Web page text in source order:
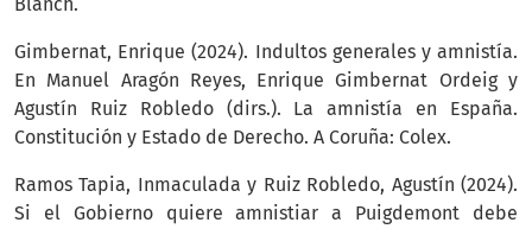
Blanch.
Gimbernat, Enrique (2024). Indultos generales y amnistía.
En Manuel Aragón Reyes, Enrique Gimbernat Ordeig y
Agustín Ruiz Robledo (dirs.). La amnistía en España.
Constitución y Estado de Derecho. A Coruña: Colex.
Ramos Tapia, Inmaculada y Ruiz Robledo, Agustín (2024).
Si el Gobierno quiere amnistiar a Puigdemont debe